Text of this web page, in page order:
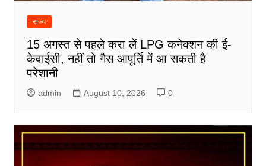
राज्य
15 अगस्त से पहले करा लें LPG कनेक्शन की ई-
केवाईसी, नहीं तो गैस आपूर्ति में आ सकती है
परेशानी
admin August 10, 2026 0